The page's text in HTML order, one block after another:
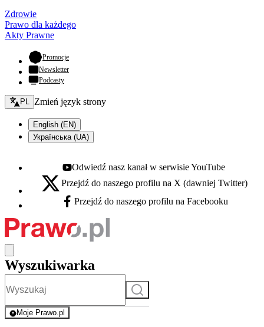
Zdrowie
Prawo dla każdego
Akty Prawne
Promocje- otwiera się w nowej karcie
Newsletter
Podcasty
Zmień język - bieżący:
PL Zmień język strony
English (EN)
Українська (UA)
Youtube - otwiera się w nowej karcie
Odwiedź nasz kanał w serwisie YouTube
X - otwiera się w nowej karcie
Przejdź do naszego profilu na X (dawniej Twitter)
Facebook - otwiera się w nowej karcie
Przejdź do naszego profilu na Facebooku
Wyszukiwarka
Szukaj
Moje Prawo.pl
- rejestracja i logowanie do serwisu